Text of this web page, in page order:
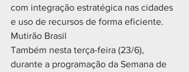
com integração estratégica nas cidades
e uso de recursos de forma eficiente.
Mutirão Brasil
Também nesta terça-feira (23/6),
durante a programação da Semana de